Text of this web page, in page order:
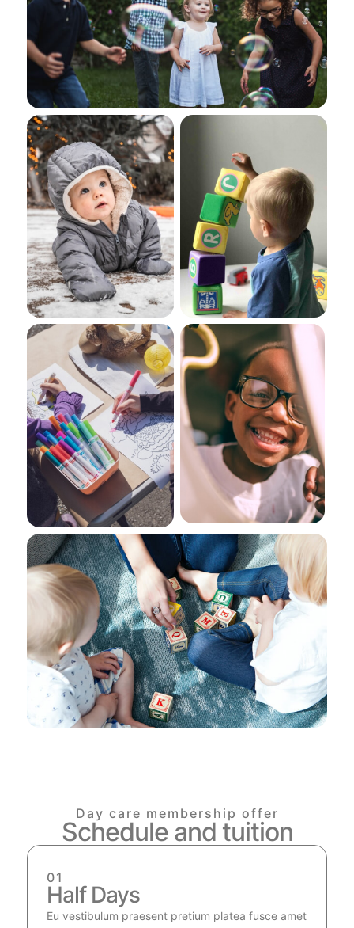
Day care membership offer
Schedule and tuition
01
Half Days
Eu vestibulum praesent pretium platea fusce amet